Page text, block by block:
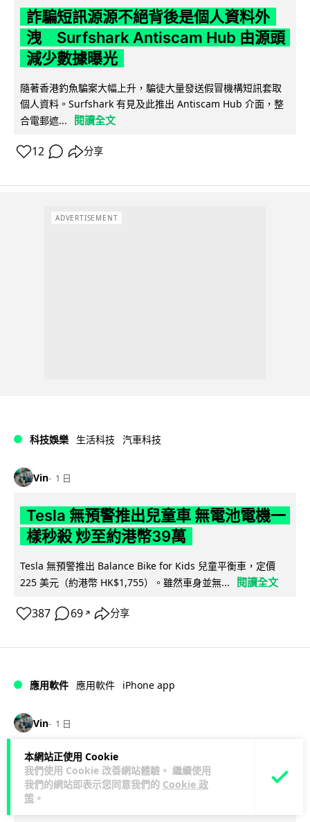
本網站正使用 Cookie
我們使用 Cookie 改善網站體驗。 繼續使用
我們的網站即表示您同意我們的 Cookie 政
策 。
詐騙短訊源源不絕背後是個人資料外
洩 Surfshark Antiscam Hub 由源頭
減少數據曝光
隨著香港釣魚騙案大幅上升，騙徒大量發送假冒機構短訊套取
個人資料。Surfshark 有見及此推出 Antiscam Hub 介面，整
合電郵遮...
閱讀全文
12 分享
ADVERTISEMENT
科技娛樂 生活科技 汽車科技
Vin 1 日
Tesla 無預警推出兒童車 無電池電機一
樣秒殺 炒至約港幣39萬
Tesla 無預警推出 Balance Bike for Kids 兒童平衡車，定價
225 美元（約港幣 HK$1,755）。雖然車身並無...
閱讀全文
387 69 ↗ 分享
應用軟件 應用軟件 iPhone app
Vin 1 日
歐盟再發功 Apple 終答應 iPhone 跨機
剪貼簿將可貼 PC 複製貼上不再只限
Apple